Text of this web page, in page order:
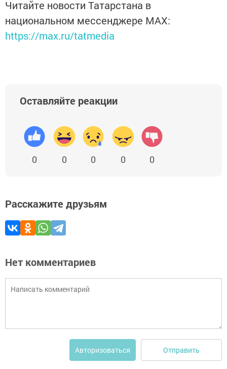
Читайте новости Татарстана в
национальном мессенджере MАХ:
https://max.ru/tatmedia
Оставляйте реакции
0 0 0 0 0
Расскажите друзьям
Нет комментариев
Авторизоваться Отправить